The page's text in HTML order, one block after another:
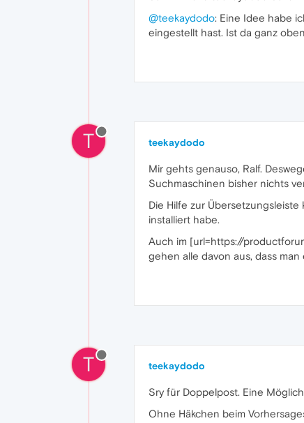
@teekaydodo: Eine Idee habe
eingestellt hast. Ist da ganz
T teekaydodo
Mir gehts genauso, Ralf.
Suchmaschinen bisher nichts
Die Hilfe zur
installiert habe.
Auch im [url=https://
gehen alle davon aus, dass man
T teekaydodo
Sry für Doppelpost. Eine
Ohne Häkchen beim